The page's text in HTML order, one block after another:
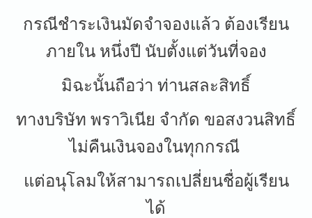
กรณีชำระเงินมัดจำจองแล้ว ต้องเรียน
ภายใน หนึ่งปี นับตั้งแต่วันที่จอง
มิฉะนั้นถือว่า ท่านสละสิทธิ์
ทางบริษัท พราวิเนีย จำกัด ขอสงวนสิทธิ์
ไม่คืนเงินจองในทุกกรณี
แต่อนุโลมให้สามารถเปลี่ยนชื่อผู้เรียน
ได้